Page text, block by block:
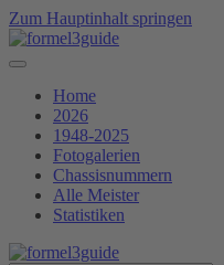
Zum Hauptinhalt springen
Home
2026
1948-2025
Fotogalerien
Chassisnummern
Alle Meister
Statistiken